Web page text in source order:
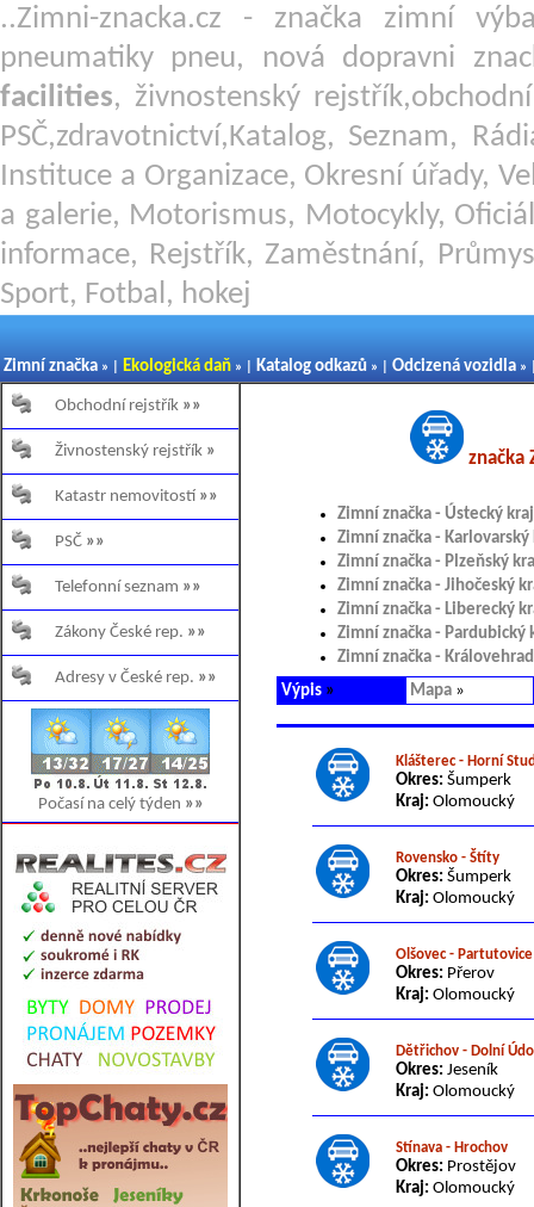
..Zimni-znacka.cz - značka zimní
pneumatiky pneu, nová dopravni
facilities, živnostenský
PSČ,zdravotnictví,Katalog, Seznam,
Instituce a Organizace, Okresní úřady,
a galerie, Motorismus, Motocykly,
informace, Rejstřík, Zaměstnání,
Sport, Fotbal, hokej
Zimní značka » | Ekologická daň » | Katalog odkazů » | Odcizená vozidla »
Obchodní rejstřík »»
Živnostenský rejstřík »
Katastr nemovitostí »»
PSČ »»
Telefonní seznam »»
Zákony České rep. »»
Adresy v České rep. »»
Počasí na celý týden »»
značka
Zimní značka - Ústecký kraj
Zimní značka - Karlovarský
Zimní značka - Plzeňský
Zimní značka - Jihočeský
Zimní značka - Liberecký
Zimní značka - Pardubický
Zimní značka -
Výpis » Mapa »
Klášterec - Horní
Okres: Šumperk
Kraj: Olomoucký
Rovensko - Štíty
Okres: Šumperk
Kraj: Olomoucký
Olšovec - Partutovice
Okres: Přerov
Kraj: Olomoucký
Dětřichov - Dolní
Okres: Jeseník
Kraj: Olomoucký
Stínava - Hrochov
Okres: Prostějov
Kraj: Olomoucký